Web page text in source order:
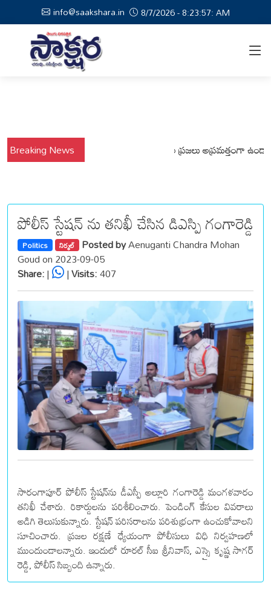
info@saakshara.in 8/7/2026 - 8:23:58: AM
Breaking News
నేపథ్యంలో కోటపల్లి, వేమనపల్లి మండలాల ప్రజలు అప్రమత్తంగా ఉండాలి
పోలీస్ స్టేషన్ ను తనిఖీ చేసిన డిఎస్పి గంగారెడ్డి
Politics నిర్మల్ Posted byAenuganti Chandra Mohan
Goud on 2023-09-05
Share:| |Visits:407
సారంగాపూర్ పోలీస్ స్టేషన్‌ను డీఎస్పీ అల్లూరి గంగారెడ్డి మంగళవారం
తనిఖీ చేశారు. రికార్డులను పరిశీలించారు. పెండింగ్‌ కేసుల వివరాలు
అడిగి తెలుసుకున్నారు. స్టేషన్‌ పరిసరాలను పరిశుభ్రంగా ఉంచుకోవాలని
సూచించారు. ప్రజల రక్షణే ధ్యేయంగా పోలీసులు విధి నిర్వహణలో
ముందుండాలన్నారు. ఇందులో రూరల్ సీఐ శ్రీనివాస్, ఎస్సై కృష్ణ సాగర్
రెడ్డి, పోలీస్ సిబ్బంది ఉన్నారు.